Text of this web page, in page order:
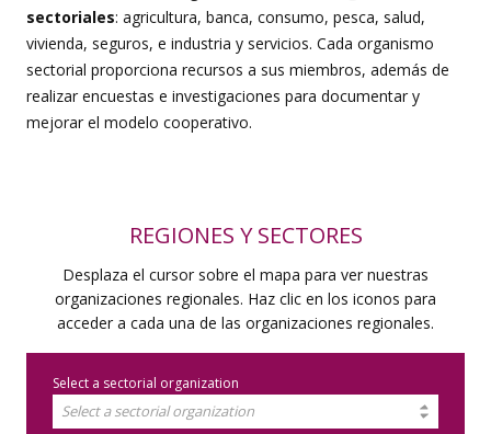
sectoriales: agricultura, banca, consumo, pesca, salud,
vivienda, seguros, e industria y servicios. Cada organismo
sectorial proporciona recursos a sus miembros, además de
realizar encuestas e investigaciones para documentar y
mejorar el modelo cooperativo.
REGIONES Y SECTORES
Desplaza el cursor sobre el mapa para ver nuestras
organizaciones regionales. Haz clic en los iconos para
acceder a cada una de las organizaciones regionales.
Select a sectorial organization
Select a sectorial organization